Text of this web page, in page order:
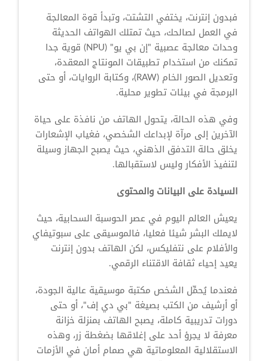
فبدون إنترنت، يختفي التشتت، وتبدأ قوة المعالجة
في العمل لصالحك، حيث تمتلك الهواتف الحديثة
وحدات معالجة عصبية "إن بي يو" (NPU) قوية جدا
تمكنك من استخدام تطبيقات المونتاج المعقدة،
وتعديل الصور الخام (RAW)، وكتابة الروايات، أو حتى
البرمجة في بيئات تطوير محلية.
وفي هذه الحالة، يتحول الهاتف من نافذة على حياة
الآخرين إلى مرآة لإبداعك الشخصي، فغياب الإشعارات
يخلق حالة التدفق الذهني، حيث يصبح الجهاز وسيلة
لتنفيذ الأفكار وليس لاستقبالها.
السيادة على البيانات والمحتوى
يعيش العالم اليوم في عصر الحوسبة السحابية، حيث
لايملك البشر شيئا فعليا، فالموسيقى على سبوتيفاي
والأفلام على نتفليكس، لكن الهاتف بدون إنترنت
يعيد إحياء ثقافة الاقتناء الرقمي.
فعندما يُحمِّل الشخص مكتبة موسيقية عالية الجودة،
أو أرشيف من الكتب بصيغة "بي دي إف"، أو حتى
دورات تدريبية كاملة، يصبح الهاتف بمنزلة خزانة
معرفة لا يجرؤ أحد على إغلاقها بضغطة زر، وهذه
الاستقلالية المعلوماتية هي صمام أمان في الأزمات